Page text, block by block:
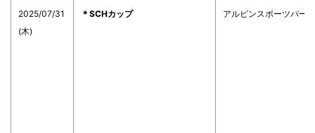
2025/07/31
(木)
＊SCHカップ アルビンスポーツパーク